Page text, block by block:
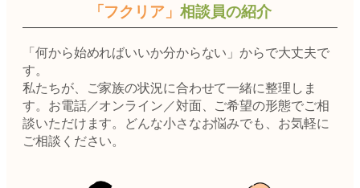
「フクリア」 相談員の紹介
「何から始めればいいか分からない」からで大丈夫で
す。
私たちが、ご家族の状況に合わせて一緒に整理しま
す。お電話／オンライン／対面、ご希望の形態でご相
談いただけます。どんな小さなお悩みでも、お気軽に
ご相談ください。